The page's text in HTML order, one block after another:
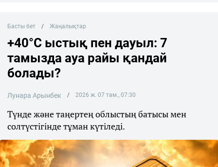
Басты бет Жаңалықтар
+40°C ыстық пен дауыл: 7
тамызда ауа райы қандай
болады?
Лунара Арынбек 2026 ж. 07 там., 07:30
Түнде және таңертең облыстың батысы мен
солтүстігінде тұман күтіледі.